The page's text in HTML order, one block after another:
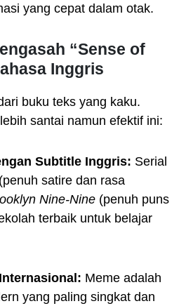
yang cepat dalam otak.
“Sense of
Inggris
buku teks yang kaku.
santai namun efektif ini:
Subtitle Inggris: Serial
(penuh satire dan rasa
Nine-Nine (penuh puns
terbaik untuk belajar
Meme adalah
yang paling singkat dan